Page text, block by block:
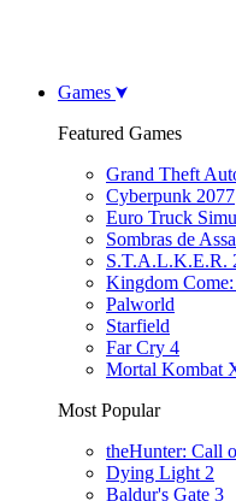
Games
Featured Games
Grand Theft
Cyberpunk 2077
Euro Truck
Sombras de
S.T.A.L.K.E.R.
Kingdom
Palworld
Starfield
Far Cry 4
Mortal Kombat
Most Popular
theHunter: Call
Dying Light 2
Baldur's Gate 3